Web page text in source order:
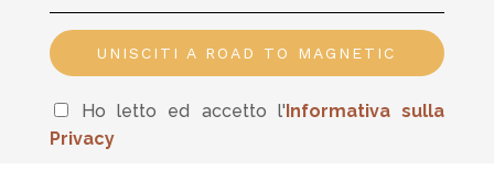
UNISCITI A ROAD TO MAGNETIC
Ho letto ed accetto l'Informativa sulla
Privacy